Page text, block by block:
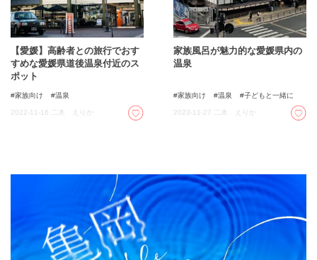
【愛媛】高齢者との旅行でおす
すめな愛媛県道後温泉付近のス
ポット
家族向け 温泉
2022-11-16 二木 えりか
家族風呂が魅力的な愛媛県内の
温泉
家族向け 温泉 子どもと一緒に
2023-11-27 二木 えりか